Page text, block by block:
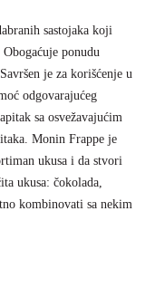
sastojaka koji
ponudu
je za korišćenje u
odgovarajućeg
sa osvežavajućim
Monin Frappe je
ukusa i da stvori
ukusa: čokolada,
kombinovati sa nekim